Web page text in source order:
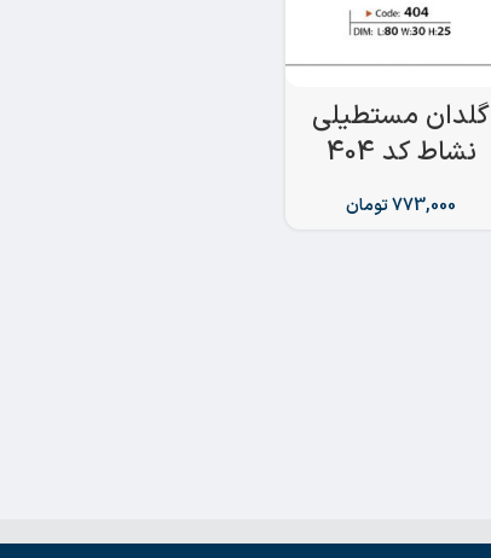
گلدان مستطیلی
نشاط کد 404
773,000تومان